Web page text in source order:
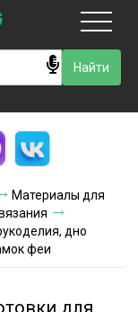
Материалы для
дно
феи
для